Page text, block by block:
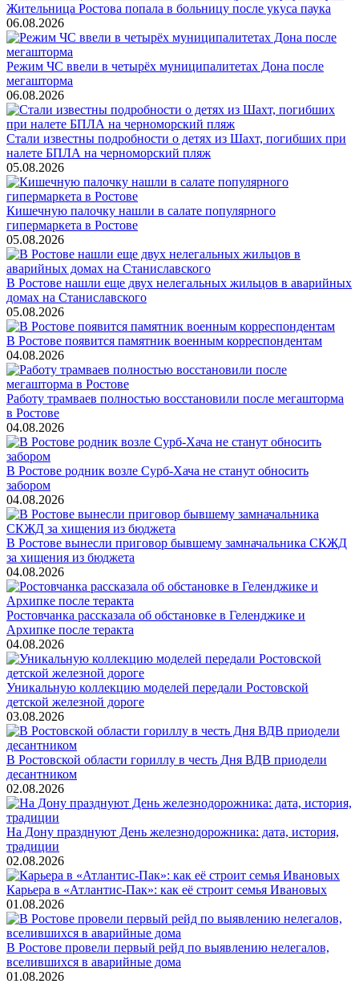
Жительница Ростова попала в больницу после укуса паука
06.08.2026
Режим ЧС ввели в четырёх муниципалитетах Дона после
мегашторма
06.08.2026
Стали известны подробности о детях из Шахт, погибших при
налете БПЛА на черноморский пляж
05.08.2026
Кишечную палочку нашли в салате популярного
гипермаркета в Ростове
05.08.2026
В Ростове нашли еще двух нелегальных жильцов в аварийных
домах на Станиславского
05.08.2026
В Ростове появится памятник военным корреспондентам
04.08.2026
Работу трамваев полностью восстановили после мегашторма
в Ростове
04.08.2026
В Ростове родник возле Сурб-Хача не станут обносить
забором
04.08.2026
В Ростове вынесли приговор бывшему замначальника СКЖД
за хищения из бюджета
04.08.2026
Ростовчанка рассказала об обстановке в Геленджике и
Архипке после теракта
04.08.2026
Уникальную коллекцию моделей передали Ростовской
детской железной дороге
03.08.2026
В Ростовской области гориллу в честь Дня ВДВ приодели
десантником
02.08.2026
На Дону празднуют День железнодорожника: дата, история,
традиции
02.08.2026
Карьера в «Атлантис-Пак»: как её строит семья Ивановых
01.08.2026
В Ростове провели первый рейд по выявлению нелегалов,
вселившихся в аварийные дома
01.08.2026